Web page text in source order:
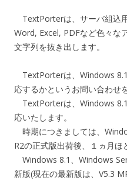
TextPorterは、サーバ組込
Word, Excel, PDFなど色々な
文字列を抜き出します。
TextPorterは、Windows
応するかというお問い合わせ
TextPorterは、Windows
応いたします。
時期につきましては、
R2の正式版出荷後、１ヵ月ほ
Windows 8.1、Windows
新版(現在の最新版は、V5.3